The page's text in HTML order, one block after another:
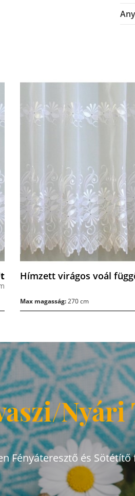
Hímzett virágos voál
Max magasság:270 cm
Nyári
Fényáteresztő és Sötétítő